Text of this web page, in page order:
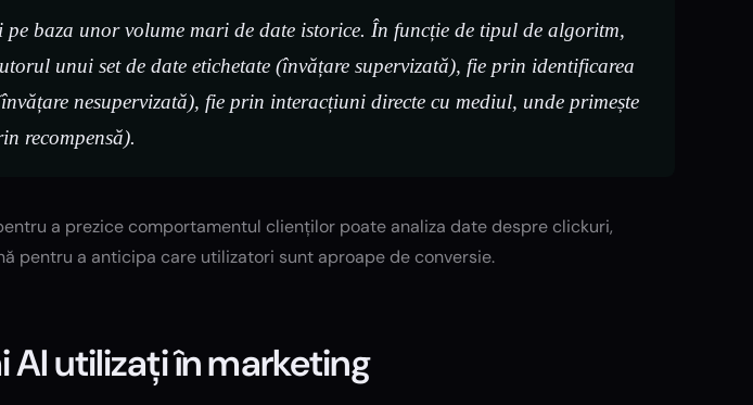
baza unor volume mari de date istorice. În funcție de tipul de algoritm,
unui set de date etichetate (învățare supervizată), fie prin identificarea
nesupervizată), fie prin interacțiuni directe cu mediul, unde primește
recompensă).
a prezice comportamentul clienților poate analiza date despre clickuri,
pentru a anticipa care utilizatori sunt aproape de conversie.
utilizați în marketing